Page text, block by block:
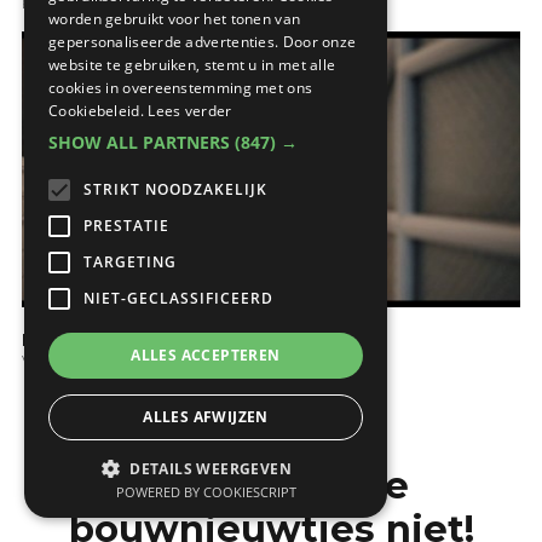
Energie
KNX voor uw woning
Verlichting
Mis de laatste
bouwnieuwtjes niet!
worden gebruikt voor het tonen van
gepersonaliseerde advertenties. Door onze
website te gebruiken, stemt u in met alle
cookies in overeenstemming met ons
Cookiebeleid. Lees verder
SHOW ALL PARTNERS (847) →
STRIKT NOODZAKELIJK
PRESTATIE
TARGETING
NIET-GECLASSIFICEERD
ALLES ACCEPTEREN
ALLES AFWIJZEN
DETAILS WEERGEVEN
POWERED BY COOKIESCRIPT